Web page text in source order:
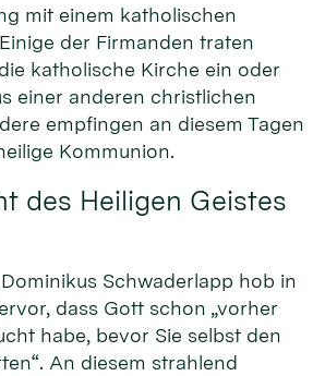
mit einem katholischen
der Firmanden traten
katholische Kirche ein oder
einer anderen christlichen
empfingen an diesem Tagen
Kommunion.
des Heiligen Geistes
Schwaderlapp hob in
dass Gott schon „vorher
habe, bevor Sie selbst den
An diesem strahlend